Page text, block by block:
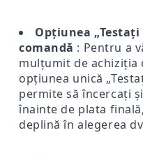
Opțiunea
comandă : Pentru a
mulțumit de achiziția
opțiunea unică
permite să încercați
înainte de plata
deplină în alegerea